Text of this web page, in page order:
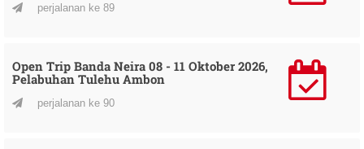
perjalanan ke 89
Open Trip Banda Neira 08 - 11 Oktober 2026,
Pelabuhan Tulehu Ambon
perjalanan ke 90